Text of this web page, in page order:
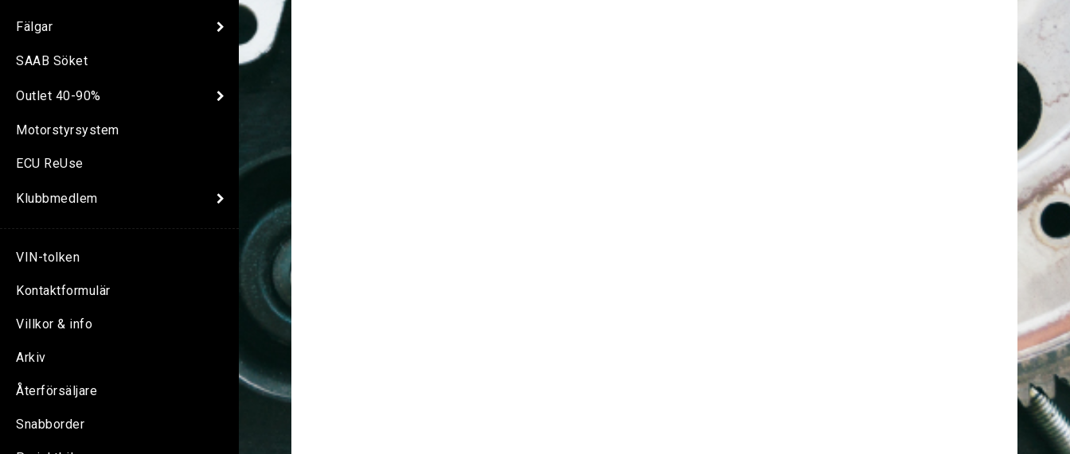
Fälgar
SAAB Söket
Outlet 40-90%
Motorstyrsystem
ECU ReUse
Klubbmedlem
VIN-tolken
Kontaktformulär
Villkor & info
Arkiv
Återförsäljare
Snabborder